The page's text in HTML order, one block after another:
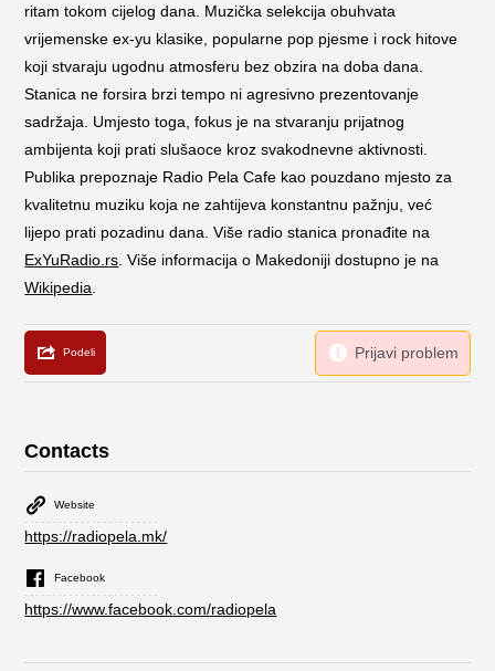
ritam tokom cijelog dana. Muzička selekcija obuhvata
vrijemenske ex-yu klasike, popularne pop pjesme i rock hitove
koji stvaraju ugodnu atmosferu bez obzira na doba dana.
Stanica ne forsira brzi tempo ni agresivno prezentovanje
sadržaja. Umjesto toga, fokus je na stvaranju prijatnog
ambijenta koji prati slušaoce kroz svakodnevne aktivnosti.
Publika prepoznaje Radio Pela Cafe kao pouzdano mjesto za
kvalitetnu muziku koja ne zahtijeva konstantnu pažnju, već
lijepo prati pozadinu dana. Više radio stanica pronađite na
ExYuRadio.rs . Više informacija o Makedoniji dostupno je na
Wikipedia
Contacts
Website
https://radiopela.mk/
Facebook
https://www.facebook.com/radiopela